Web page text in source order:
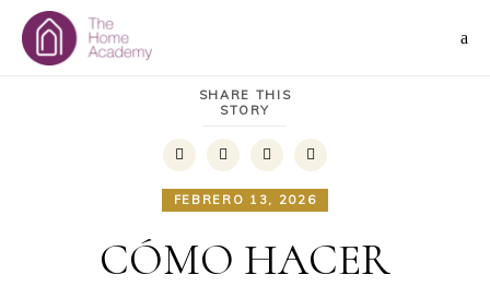
SHARE THIS
STORY
FEBRERO 13, 2026
CÓMO HACER